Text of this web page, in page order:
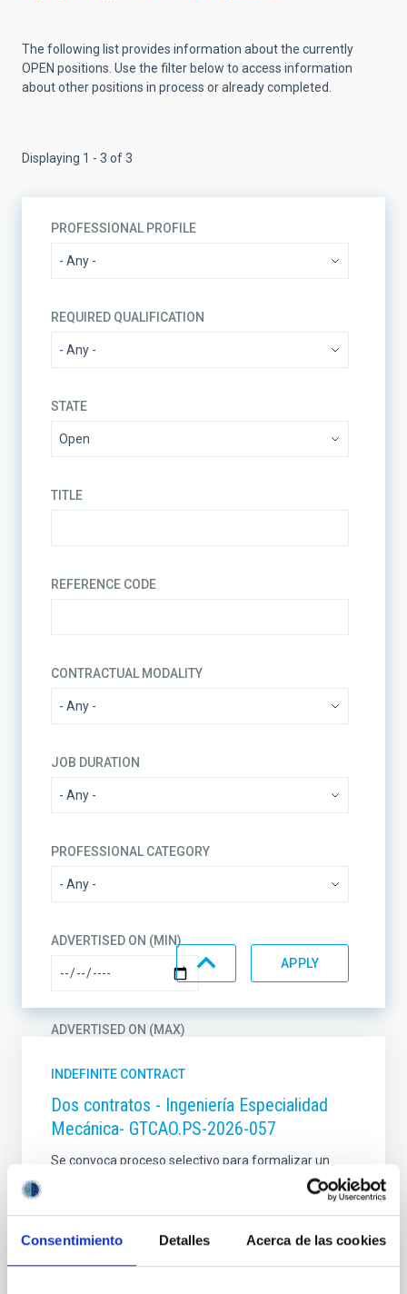
Consentimiento Detalles Acerca de las cookies
The following list provides information about the currently
OPEN positions. Use the filter below to access information
about other positions in process or already completed.
Displaying 1 - 3 of 3
PROFESSIONAL PROFILE
REQUIRED QUALIFICATION
STATE
TITLE
REFERENCE CODE
CONTRACTUAL MODALITY
JOB DURATION
PROFESSIONAL CATEGORY
ADVERTISED ON (MIN)
ADVERTISED ON (MAX)
SORT BY ORDER
INDEFINITE CONTRACT
Dos contratos - Ingeniería Especialidad
Mecánica- GTCAO.PS-2026-057
Se convoca proceso selectivo para formalizar un
contrato laboral de duración indefinida (Artículo 23bis
de la Ley 14/2011, de 1 de junio, de la Ciencia, la
Tecnología y la Innovación), fuera de convenio, por el
sistema general de acceso libre y que tendrá, entre